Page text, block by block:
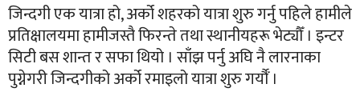
जिन्दगी एक यात्रा हो, अर्को शहरको यात्रा शुरु गर्नु पहिले हामीले
प्रतिक्षालयमा हामीजस्तै फिरन्ते तथा स्थानीयहरू भेट्यौँ । इन्टर
सिटी बस शान्त र सफा थियो । साँझ पर्नु अघि नै लारनाका
पुग्नेगरी जिन्दगीको अर्को रमाइलो यात्रा शुरु गर्यौँ ।